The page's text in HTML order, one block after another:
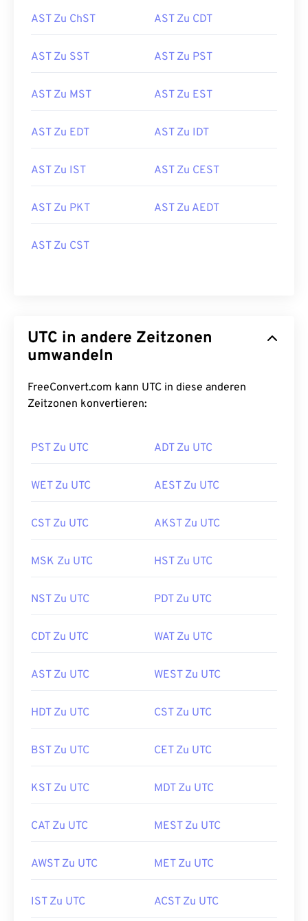
AST Zu ChST AST Zu CDT
AST Zu SST AST Zu PST
AST Zu MST AST Zu EST
AST Zu EDT AST Zu IDT
AST Zu IST AST Zu CEST
AST Zu PKT AST Zu AEDT
AST Zu CST
UTC in andere Zeitzonen
umwandeln
FreeConvert.com kann UTC in diese anderen
Zeitzonen konvertieren:
PST Zu UTC ADT Zu UTC
WET Zu UTC AEST Zu UTC
CST Zu UTC AKST Zu UTC
MSK Zu UTC HST Zu UTC
NST Zu UTC PDT Zu UTC
CDT Zu UTC WAT Zu UTC
AST Zu UTC WEST Zu UTC
HDT Zu UTC CST Zu UTC
BST Zu UTC CET Zu UTC
KST Zu UTC MDT Zu UTC
CAT Zu UTC MEST Zu UTC
AWST Zu UTC MET Zu UTC
IST Zu UTC ACST Zu UTC